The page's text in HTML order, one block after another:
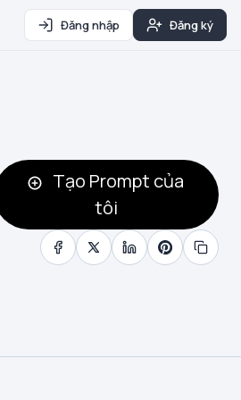
Đăng nhập Đăng ký
Tạo Prompt của
tôi